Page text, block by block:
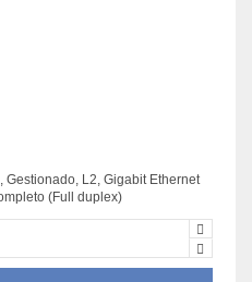
Gestionado, L2, Gigabit Ethernet
(Full duplex)